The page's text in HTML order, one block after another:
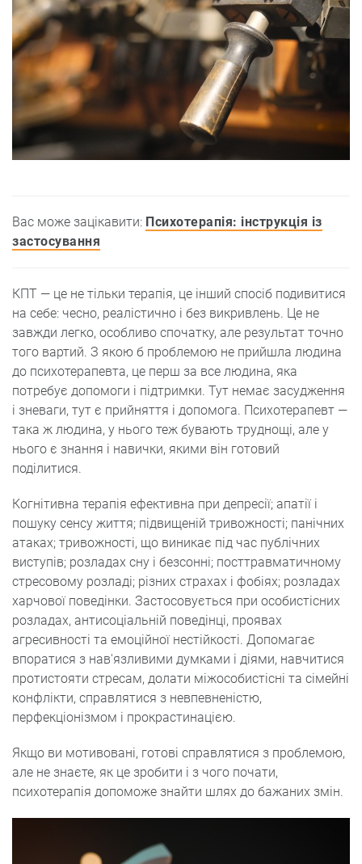
Вас може зацікавити: Психотерапія: інструкція із
застосування
КПТ — це не тільки терапія, це інший спосіб подивитися
на себе: чесно, реалістично і без викривлень. Це не
завжди легко, особливо спочатку, але результат точно
того вартий. З якою б проблемою не прийшла людина
до психотерапевта, це перш за все людина, яка
потребує допомоги і підтримки. Тут немає засудження
і зневаги, тут є прийняття і допомога. Психотерапевт —
така ж людина, у нього теж бувають труднощі, але у
нього є знання і навички, якими він готовий
поділитися.
Когнітивна терапія ефективна при депресії; апатії і
пошуку сенсу життя; підвищеній тривожності; панічних
атаках; тривожності, що виникає під час публічних
виступів; розладах сну і безсонні; посттравматичному
стресовому розладі; різних страхах і фобіях; розладах
харчової поведінки. Застосовується при особистісних
розладах, антисоціальній поведінці, проявах
агресивності та емоційної нестійкості. Допомагає
впоратися з нав'язливими думками і діями, навчитися
протистояти стресам, долати міжособистісні та сімейні
конфлікти, справлятися з невпевненістю,
перфекціонізмом і прокрастинацією.
Якщо ви мотивовані, готові справлятися з проблемою,
але не знаєте, як це зробити і з чого почати,
психотерапія допоможе знайти шлях до бажаних змін.